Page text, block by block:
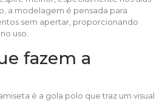
a modelagem é pensada para
sem apertar, proporcionando
uso.
fazem a
é a gola polo que traz um visual